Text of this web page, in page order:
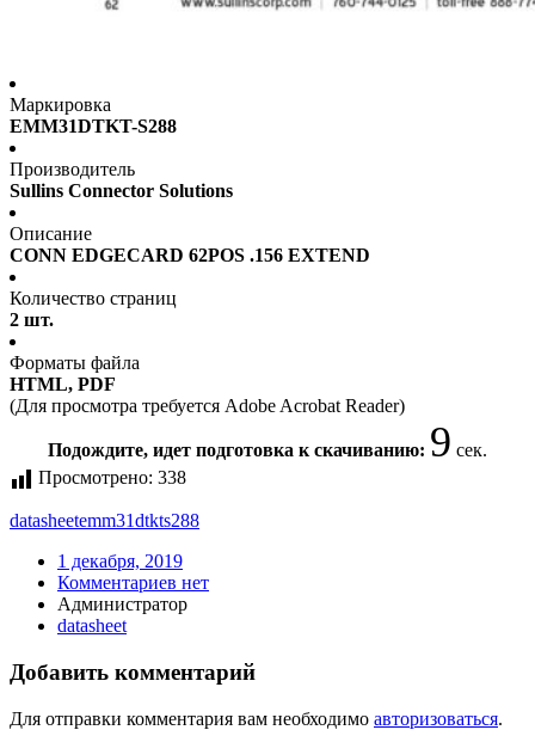
Маркировка
EMM31DTKT-S288
Производитель
Sullins Connector Solutions
Описание
CONN EDGECARD 62POS .156 EXTEND
Количество страниц
2 шт.
Форматы файла
HTML, PDF
(Для просмотра требуется Adobe Acrobat Reader)
Подождите, идет подготовка к скачиванию: 9 сек.
Просмотрено: 338
datasheetemm31dtkts288
1 декабря, 2019
Комментариев нет
Администратор
datasheet
Добавить комментарий
Для отправки комментария вам необходимо авторизоваться.